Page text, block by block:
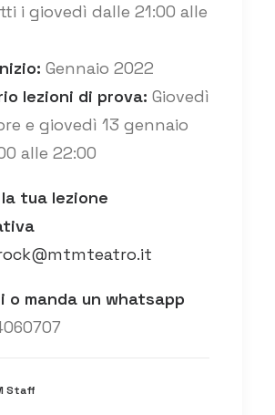
i giovedì dalle 21:00 alle
Gennaio 2022
lezioni di prova: Giovedì
e giovedì 13 gennaio
alle 22:00
tua lezione
o manda un whatsapp
Staff